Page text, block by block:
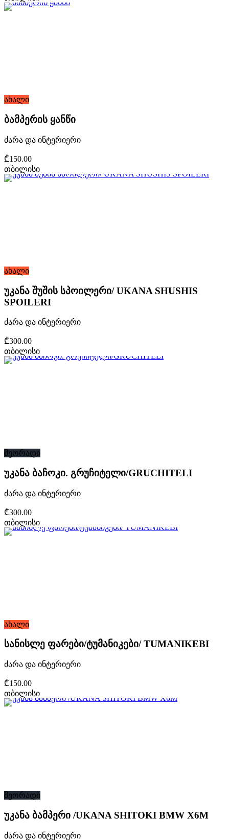
ახალი
ბამპერის ყანწი
ძარა და ინტერიერი
₾150.00
თბილისი
ახალი
უკანა შუშის სპოილერი/ UKANA SHUSHIS
SPOILERI
ძარა და ინტერიერი
₾300.00
თბილისი
მეორადი
უკანა ბაჩოკი. გრუჩიტელი/GRUCHITELI
ძარა და ინტერიერი
₾300.00
თბილისი
ახალი
სანისლე ფარები/ტუმანიკები/ TUMANIKEBI
ძარა და ინტერიერი
₾150.00
თბილისი
მეორადი
უკანა ბამპერი /UKANA SHITOKI BMW X6M
ძარა და ინტერიერი